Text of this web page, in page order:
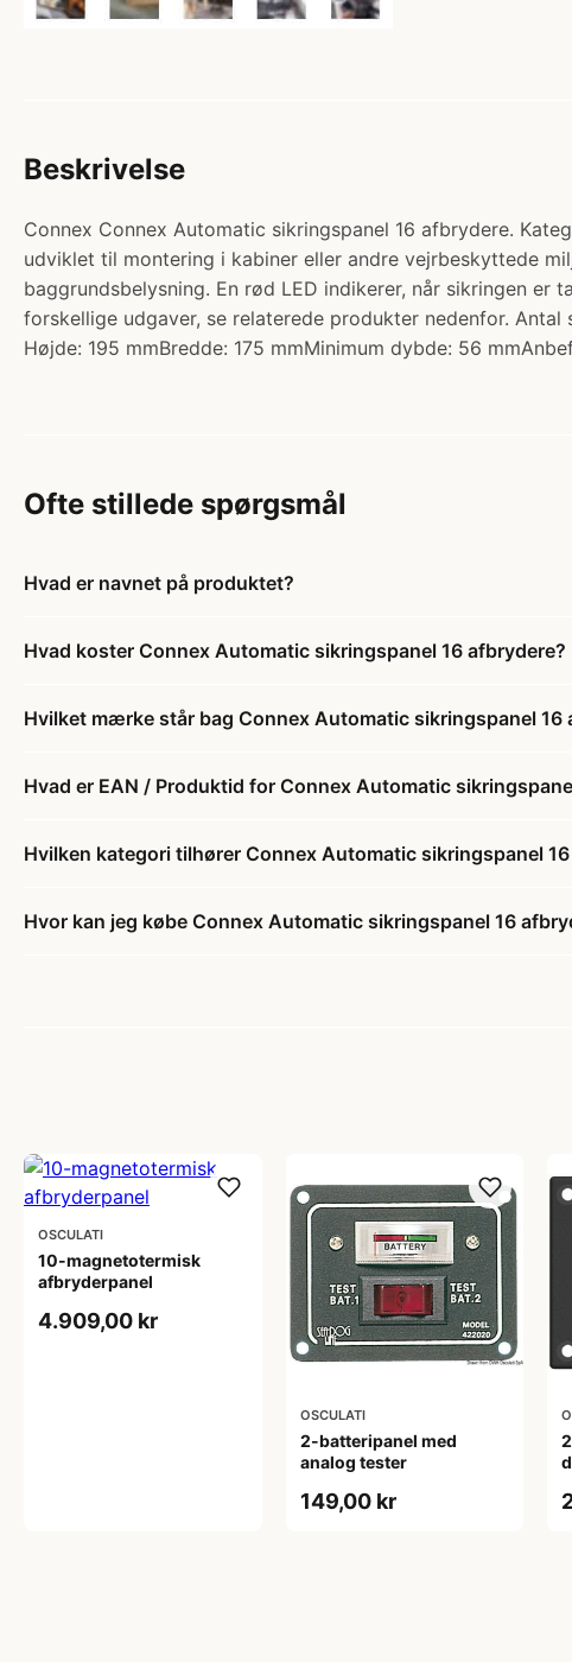
Beskrivelse
Connex Connex Automatic sikringspanel 16 afbrydere.
udviklet til montering i kabiner eller andre vejrbeskyttede
baggrundsbelysning. En rød LED indikerer, når sikringen
forskellige udgaver, se relaterede produkter nedenfor.
Højde: 195 mmBredde: 175 mmMinimum dybde: 56
Ofte stillede spørgsmål
Hvad er navnet på produktet?
Hvad koster Connex Automatic sikringspanel 16 afbrydere?
Hvilket mærke står bag Connex Automatic sikringspanel 16
Hvad er EAN / Produktid for Connex Automatic
Hvilken kategori tilhører Connex Automatic sikringspanel
Hvor kan jeg købe Connex Automatic sikringspanel 16
OSCULATI
10-magnetotermisk
afbryderpanel
4.909,00 kr
OSCULATI
2-batteripanel med
analog tester
149,00 kr